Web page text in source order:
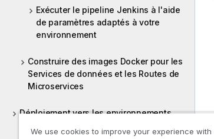
Exécuter le pipeline Jenkins à l'aide
de paramètres adaptés à votre
environnement
Construire des images Docker pour les
Services de données et les Routes de
Microservices
Déploiement vers les environnements
We use cookies to improve your experience